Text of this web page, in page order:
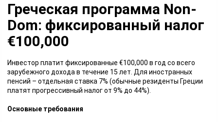
Греческая программа Non-
Dom: фиксированный налог
€100,000
Инвестор платит фиксированные €100,000 в год со всего
зарубежного дохода в течение 15 лет. Для иностранных
пенсий – отдельная ставка 7% (обычные резиденты Греции
платят прогрессивный налог от 9% до 44%).
Основные требования